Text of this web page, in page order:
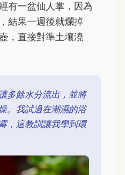
有一盆仙人掌，因為
結果一週後就爛掉
，直接對準土壤澆
多餘水分流出，並將
。我試過在潮濕的浴
，這教訓讓我學到環